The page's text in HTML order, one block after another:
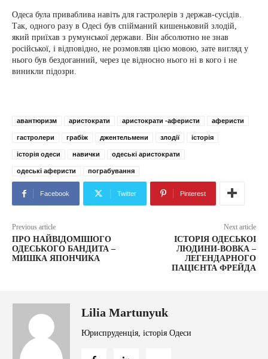
Одеса була приваблива навіть для гастролерів з держав-сусідів.
Так, одного разу в Одесі був спійманий кишеньковий злодій,
який приїхав з румунської держави. Він абсолютно не знав
російської, і відповідно, не розмовляв цією мовою, зате вигляд у
нього був бездоганний, через це відносно нього ні в кого і не
виникли підозри.
авантюризм аристократи аристократи -аферисти аферисти
гастролери грабіж джентельмени злодії історія
історія одеси навички одеські аристократи
одеські аферисти пограбування
Facebook Twitter Pinterest
Previous article
ПРО НАЙВІДОМІШОГО
ОДЕСЬКОГО БАНДИТА –
МИШКА ЯПОНЧИКА
Next article
ІСТОРІЯ ОДЕСЬКОІ
ЛЮДИНИ-ВОВКА –
ЛЕГЕНДАРНОГО
ПАЦІЄНТА ФРЕЙДА
Lilia Martunyuk
Юриспруденція, історія Одеси